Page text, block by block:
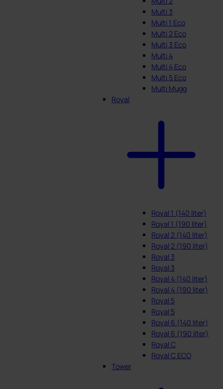
Multi 3
Multi 1 Eco
Multi 2 Eco
Multi 3 Eco
Multi 4
Multi 4 Eco
Multi 5 Eco
Multi Mugg
Royal
Royal 1 (140 liter)
Royal 1 (190 liter)
Royal 2 (140 liter)
Royal 2 (190 liter)
Royal 3
Royal 3
Royal 4 (140 liter)
Royal 4 (190 liter)
Royal 5
Royal 5
Royal 6 (140 liter)
Royal 6 (190 liter)
Royal C
Royal C ECO
Tower